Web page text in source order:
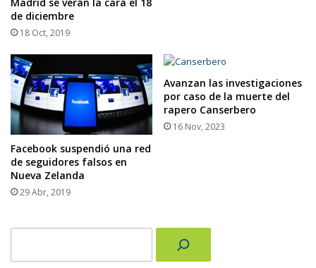
de diciembre
18 Oct, 2019
Facebook suspendió una red
de seguidores falsos en
Nueva Zelanda
29 Abr, 2019
Avanzan las investigaciones
por caso de la muerte del
rapero Canserbero
16 Nov, 2023